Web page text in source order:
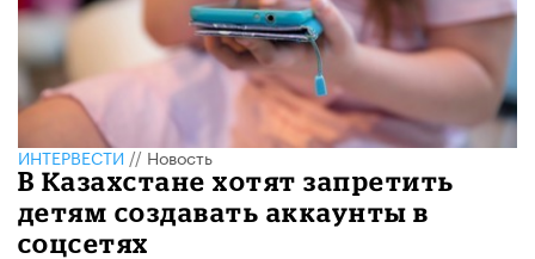
ИНТЕРВЕСТИ//Новость
В Казахстане хотят запретить
детям создавать аккаунты в
соцсетях